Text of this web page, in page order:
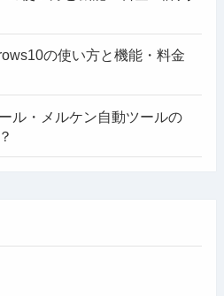
の使い方と機能・料金
ル・メルケン自動ツールの